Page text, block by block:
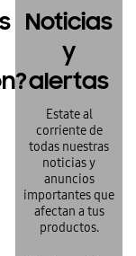
Noticias
y
alertas
Estate al
corriente de
todas nuestras
noticias y
anuncios
importantes que
afectan a tus
productos.